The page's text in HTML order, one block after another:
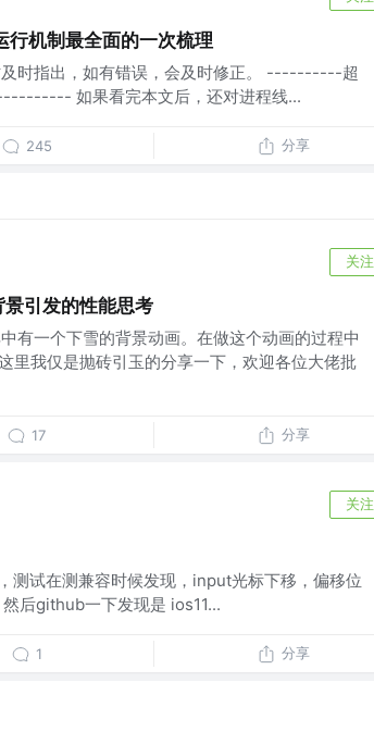
行机制最全面的一次梳理
及时指出，如有错误，会及时修正。 ----------超
如果看完本文后，还对进程线...
245 分享
关注
景引发的性能思考
有一个下雪的背景动画。在做这个动画的过程中
里我仅是抛砖引玉的分享一下，欢迎各位大佬批
17 分享
关注
测试在测兼容时候发现，input光标下移，偏移位
后github一下发现是 ios11...
1 分享